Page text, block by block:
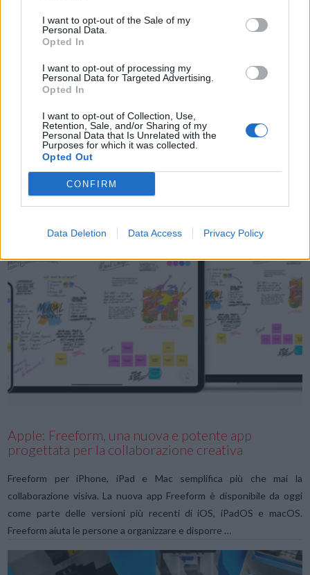
I want to opt-out of the Sale of my
Personal Data.
Opted In
I want to opt-out of processing my
Personal Data for Targeted Advertising.
Opted In
I want to opt-out of Collection, Use,
Retention, Sale, and/or Sharing of my
Personal Data that Is Unrelated with the
Purposes for which it was collected.
Opted Out
CONFIRM
Data Deletion Data Access Privacy Policy
VIEW POST
capace e versatile che mai
Oggi Apple ha presentato il nuovo Mac mini, con i superpoteri del
chip M2 e del nuovissimo chip M2 Pro. Il chip M2 rende Mac mini
ancora più potente, capace e conveniente, con un nuovo prezzo di
partenza di soli …
Apple: Freeform, una nuova e potente app
progettata per la collaborazione creativa
Freeform per iPhone, iPad e Mac semplifica più che mai la
collaborazione visiva. La nuova app Freeform è disponibile da oggi
come parte delle versioni più recenti di iOS, iPadOS e macOS.
Freeform aiuta le persone a organizzare e disporre …